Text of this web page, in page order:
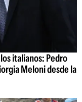
italianos: Pedro
Meloni desde la